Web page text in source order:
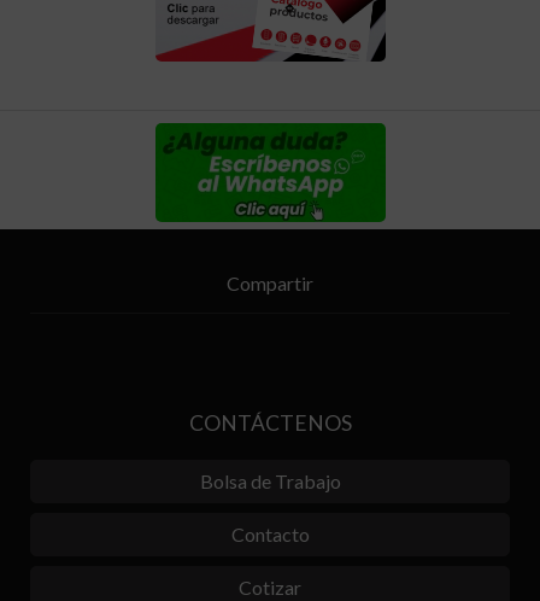
Compartir
CONTÁCTENOS
Bolsa de Trabajo
Contacto
Cotizar